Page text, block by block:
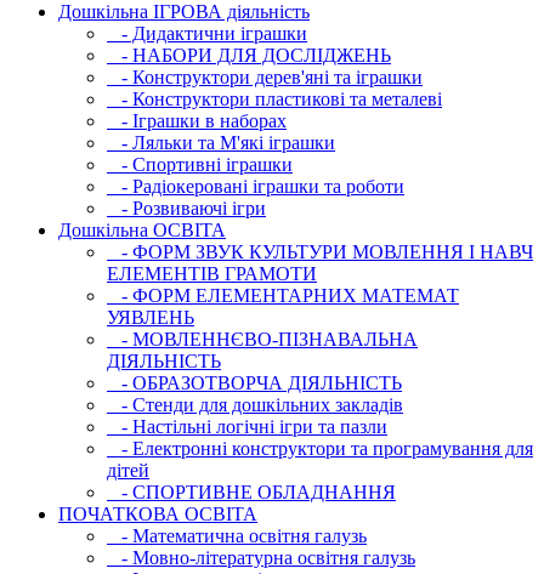
Дошкільна ІГРОВА діяльність
- Дидактични іграшки
- НАБОРИ ДЛЯ ДОСЛІДЖЕНЬ
- Конструктори дерев'яні та іграшки
- Конструктори пластикові та металеві
- Іграшки в наборах
- Ляльки та М'які іграшки
- Спортивні іграшки
- Радіокеровані іграшки та роботи
- Розвиваючі ігри
Дошкільна ОСВIТА
- ФОРМ ЗВУК КУЛЬТУРИ МОВЛЕННЯ І НАВЧ
ЕЛЕМЕНТІВ ГРАМОТИ
- ФОРМ ЕЛЕМЕНТАРНИХ МАТЕМАТ
УЯВЛЕНЬ
- МОВЛЕННЄВО-ПІЗНАВАЛЬНА
ДІЯЛЬНІСТЬ
- ОБРАЗОТВОРЧА ДІЯЛЬНІСТЬ
- Стенди для дошкільних закладів
- Настільні логічні ігри та пазли
- Електронні конструктори та програмування для
дітей
- СПОРТИВНЕ ОБЛАДНАННЯ
ПОЧАТКОВА ОСВIТА
- Математична освітня галузь
- Мовно-літературна освітня галузь